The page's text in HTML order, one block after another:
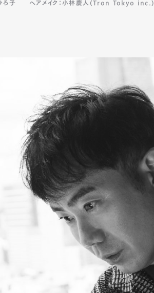
ろ子 ヘアメイク：小林慶人(Tron Tokyo inc.)